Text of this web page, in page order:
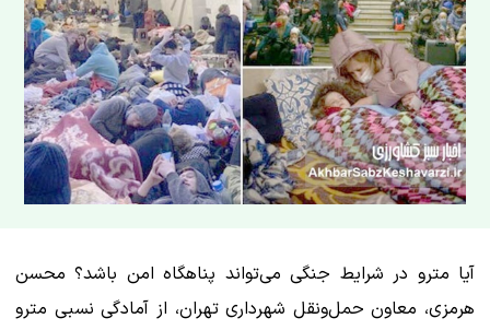
آیا مترو در شرایط جنگی می‌تواند پناهگاه امن باشد؟ محسن
هرمزی، معاون حمل‌ونقل شهرداری تهران، از آمادگی نسبی مترو